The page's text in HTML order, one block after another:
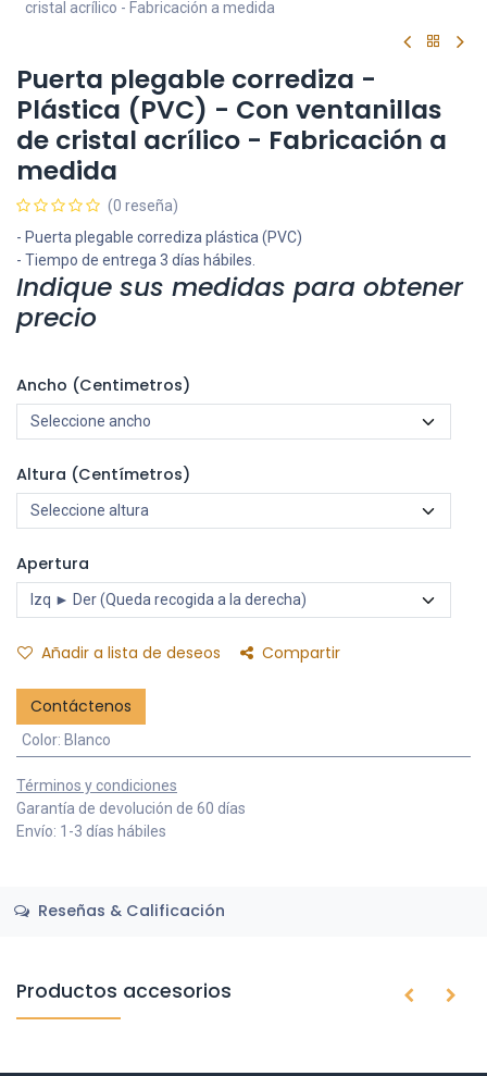
cristal acrílico - Fabricación a medida
Puerta plegable corrediza -
Plástica (PVC) - Con ventanillas
de cristal acrílico - Fabricación a
medida
(0 reseña)
- Puerta plegable corrediza plástica (PVC)
- Tiempo de entrega 3 días hábiles.
Indique sus medidas para obtener
precio
Ancho (centimetros)
Altura (centímetros)
Apertura
Añadir a lista de deseos Compartir
Contáctenos
Color: Blanco
Términos y condiciones
Garantía de devolución de 60 días
Envío: 1-3 días hábiles
Reseñas & Calificación
Productos accesorios